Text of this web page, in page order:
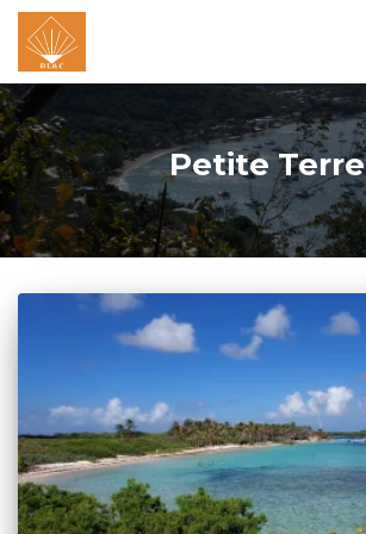
Petite Terre